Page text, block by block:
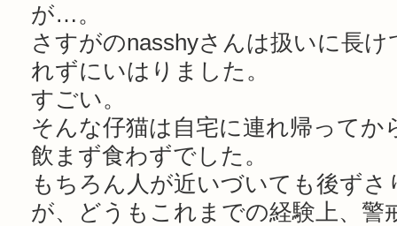
が…。
さすがのnasshyさんは扱いに長
れずにいはりました。
すごい。
そんな仔猫は自宅に連れ帰って
飲まず食わずでした。
もちろん人が近いづいても後ずさ
が、どうもこれまでの経験上、警